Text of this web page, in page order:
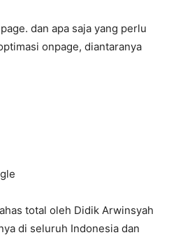
dan apa saja yang perlu
onpage, diantaranya
total oleh Didik Arwinsyah
di seluruh Indonesia dan